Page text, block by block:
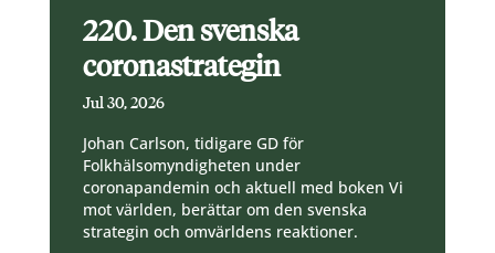
220. Den svenska
coronastrategin
Jul 30, 2026
Johan Carlson, tidigare GD för
Folkhälsomyndigheten under
coronapandemin och aktuell med boken Vi
mot världen, berättar om den svenska
strategin och omvärldens reaktioner.